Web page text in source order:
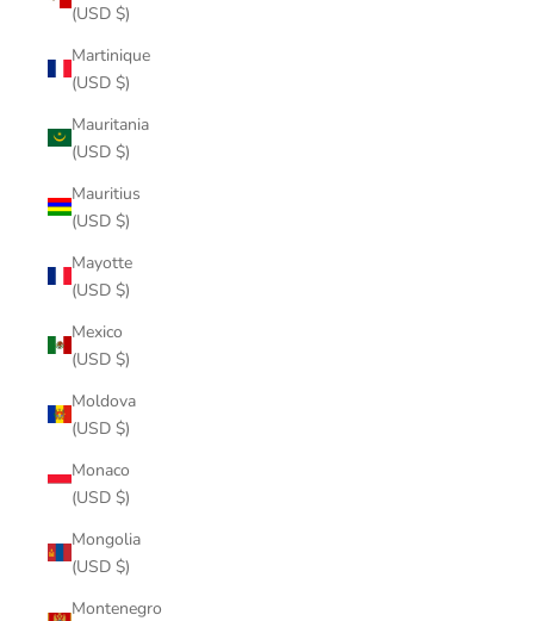
(USD $)
Martinique
(USD $)
Mauritania
(USD $)
Mauritius
(USD $)
Mayotte
(USD $)
Mexico
(USD $)
Moldova
(USD $)
Monaco
(USD $)
Mongolia
(USD $)
Montenegro